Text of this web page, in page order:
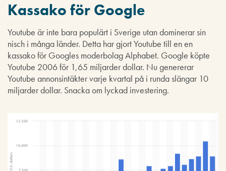
Kassako för Google
Youtube är inte bara populärt i Sverige utan dominerar sin
nisch i många länder. Detta har gjort Youtube till en en
kassako för Googles moderbolag Alphabet. Google köpte
Youtube 2006 för 1,65 miljarder dollar. Nu genererar
Youtube annonsintäkter varje kvartal på i runda slängar 10
miljarder dollar. Snacka om lyckad investering.